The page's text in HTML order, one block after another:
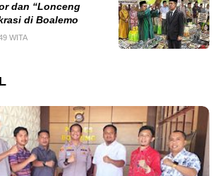
dan “Lonceng
di Boalemo
WITA